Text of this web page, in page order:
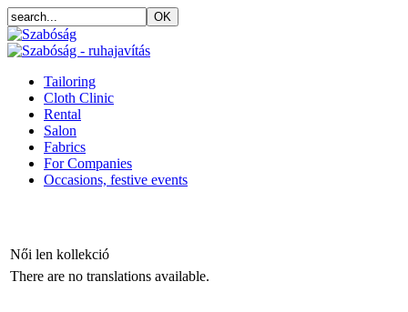
Tailoring
Cloth Clinic
Rental
Salon
Fabrics
For Companies
Occasions, festive events
Női len kollekció
There are no translations available.